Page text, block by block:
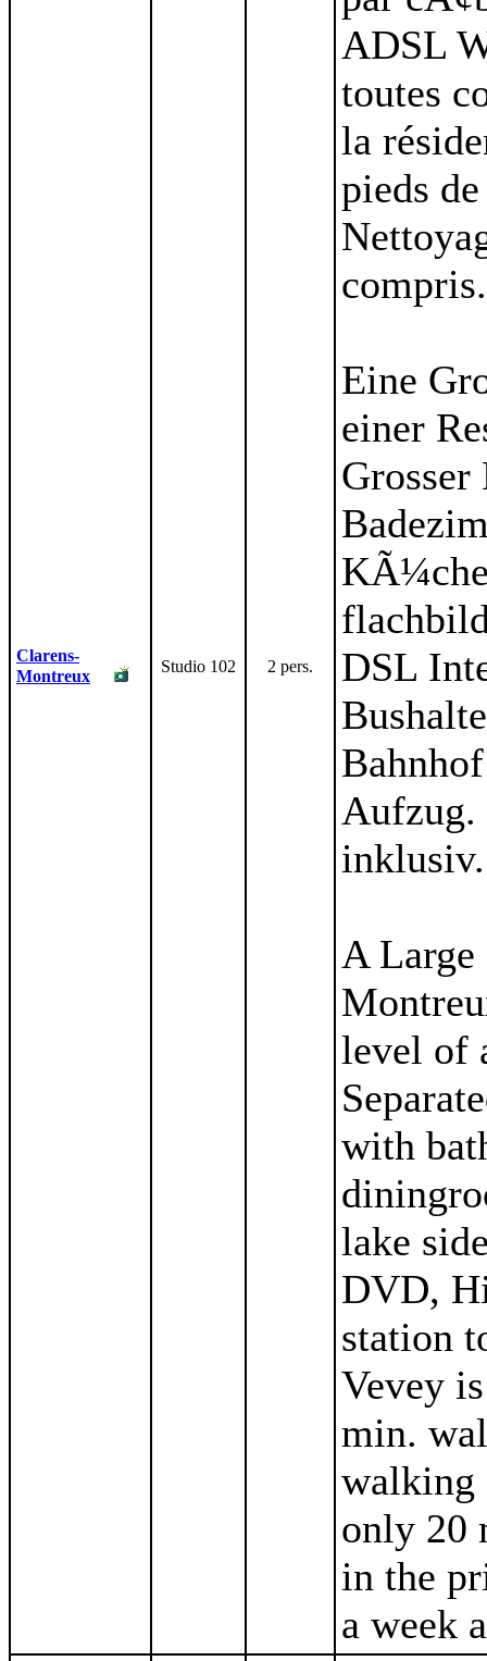
Clarens-
Montreux
Studio 102 2 pers.
ADSL
toutes
la
pieds
compris.
Eine
einer
DSL
Aufzug.
inklusiv.
A
level of
with
lake
DVD,
station
Vevey
min.
walking
only 20
in the
a week